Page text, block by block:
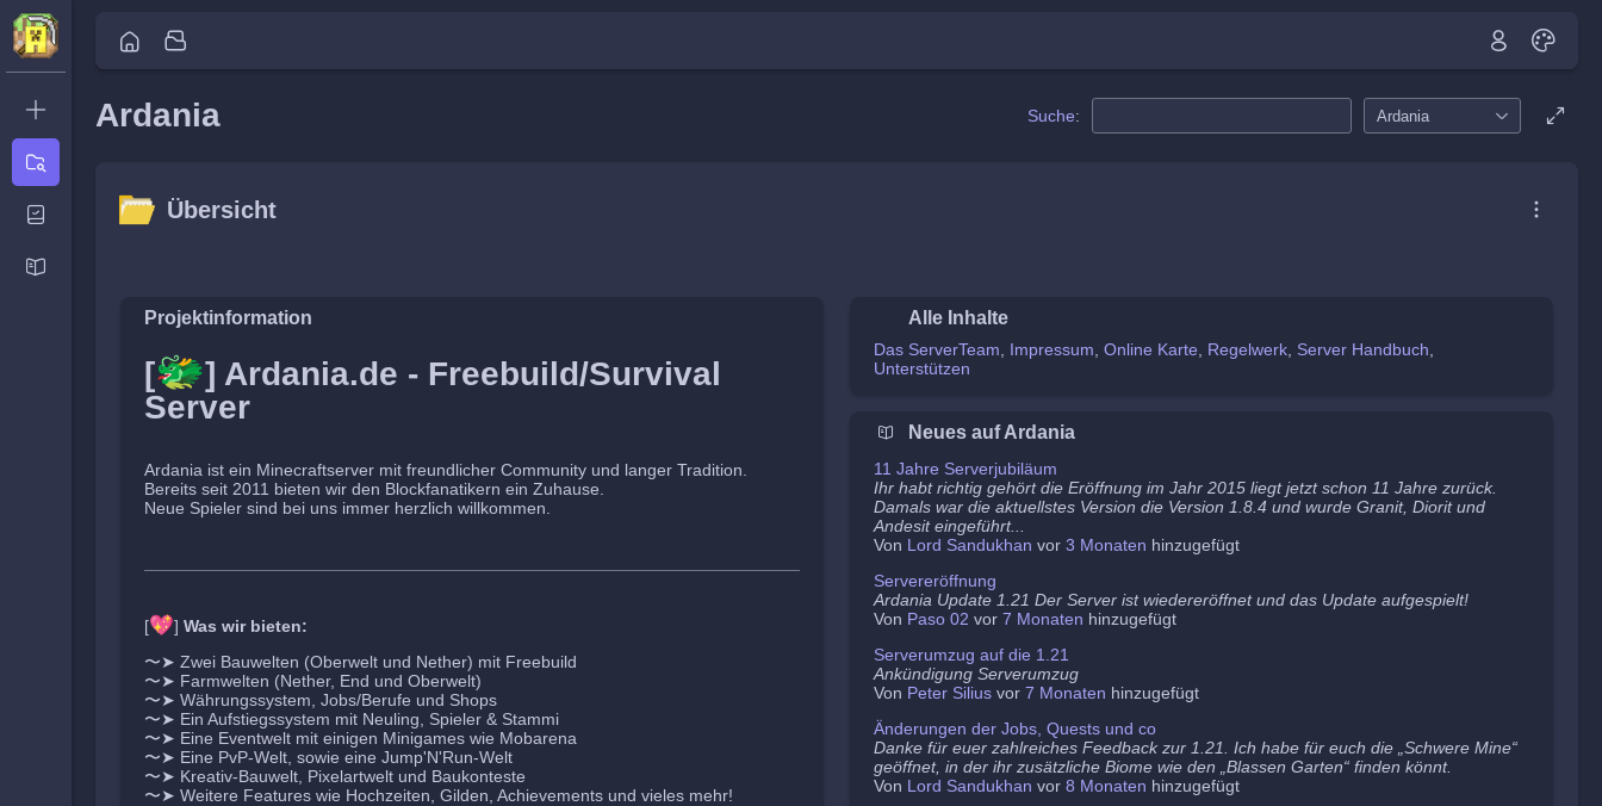
Suche: Ardania
Ardania
Übersicht
Projektinformation
[🐲] Ardania.de - Freebuild/Survival
Server
Ardania ist ein Minecraftserver mit freundlicher Community und langer Tradition.
Bereits seit 2011 bieten wir den Blockfanatikern ein Zuhause.
Neue Spieler sind bei uns immer herzlich willkommen.
[💖] Was wir bieten:
〜➤ Zwei Bauwelten (Oberwelt und Nether) mit Freebuild
〜➤ Farmwelten (Nether, End und Oberwelt)
〜➤ Währungssystem, Jobs/Berufe und Shops
〜➤ Ein Aufstiegssystem mit Neuling, Spieler & Stammi
〜➤ Eine Eventwelt mit einigen Minigames wie Mobarena
〜➤ Eine PvP-Welt, sowie eine Jump'N'Run-Welt
〜➤ Kreativ-Bauwelt, Pixelartwelt und Baukonteste
〜➤ Weitere Features wie Hochzeiten, Gilden, Achievements und vieles mehr!
Alle Inhalte
Das ServerTeam Impressum Online Karte Regelwerk Server Handbuch
Unterstützen
Neues auf Ardania
11 Jahre Serverjubiläum
Ihr habt richtig gehört die Eröffnung im Jahr 2015 liegt jetzt schon 11 Jahre zurück.
Damals war die aktuellstes Version die Version 1.8.4 und wurde Granit, Diorit und
Andesit eingeführt...
Von Lord Sandukhan vor 3 Monaten hinzugefügt
Servereröffnung
Ardania Update 1.21 Der Server ist wiedereröffnet und das Update aufgespielt!
Von Paso 02 vor 7 Monaten hinzugefügt
Serverumzug auf die 1.21
Ankündigung Serverumzug
Von Peter Silius vor 7 Monaten hinzugefügt
Änderungen der Jobs, Quests und co
Danke für euer zahlreiches Feedback zur 1.21. Ich habe für euch die „Schwere Mine“
geöffnet, in der ihr zusätzliche Biome wie den „Blassen Garten“ finden könnt.
Von Lord Sandukhan vor 8 Monaten hinzugefügt
Neues